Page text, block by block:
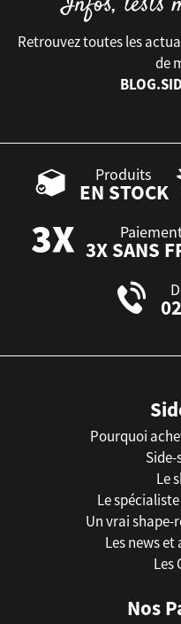
Retrouvez toutes les
de
Produits
EN STOCK
3X SANS
Pourquoi
Le
Le
Un vrai shape-
Les news
Les
Nos